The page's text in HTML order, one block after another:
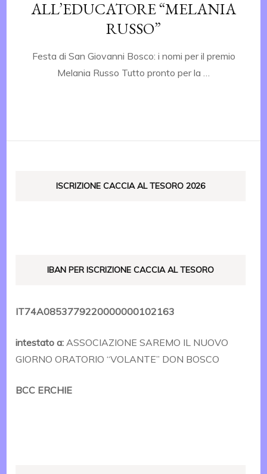
ALL’EDUCATORE “MELANIA
RUSSO”
Festa di San Giovanni Bosco: i nomi per il premio
Melania Russo Tutto pronto per la …
ISCRIZIONE CACCIA AL TESORO 2026
IBAN PER ISCRIZIONE CACCIA AL TESORO
IT74A0853779220000000102163
intestato a: ASSOCIAZIONE SAREMO IL NUOVO
GIORNO ORATORIO “VOLANTE” DON BOSCO
BCC ERCHIE